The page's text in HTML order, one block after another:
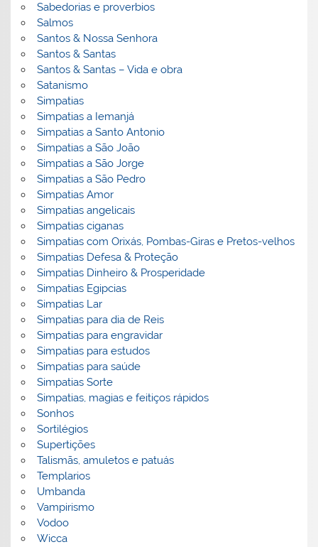
Sabedorias e proverbios
Salmos
Santos & Nossa Senhora
Santos & Santas
Santos & Santas – Vida e obra
Satanismo
Simpatias
Simpatias a Iemanjá
Simpatias a Santo Antonio
Simpatias a São João
Simpatias a São Jorge
Simpatias a São Pedro
Simpatias Amor
Simpatias angelicais
Simpatias ciganas
Simpatias com Orixás, Pombas-Giras e Pretos-velhos
Simpatias Defesa & Proteção
Simpatias Dinheiro & Prosperidade
Simpatias Egipcias
Simpatias Lar
Simpatias para dia de Reis
Simpatias para engravidar
Simpatias para estudos
Simpatias para saúde
Simpatias Sorte
Simpatias, magias e feitiços rápidos
Sonhos
Sortilégios
Supertições
Talismãs, amuletos e patuás
Templarios
Umbanda
Vampirismo
Vodoo
Wicca